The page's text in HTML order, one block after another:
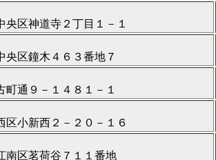
央区神道寺２丁目１－１
央区鐘木４６３番地７
町通９－１４８１－１
区小新西２－２０－１６
南区茗荷谷７１１番地